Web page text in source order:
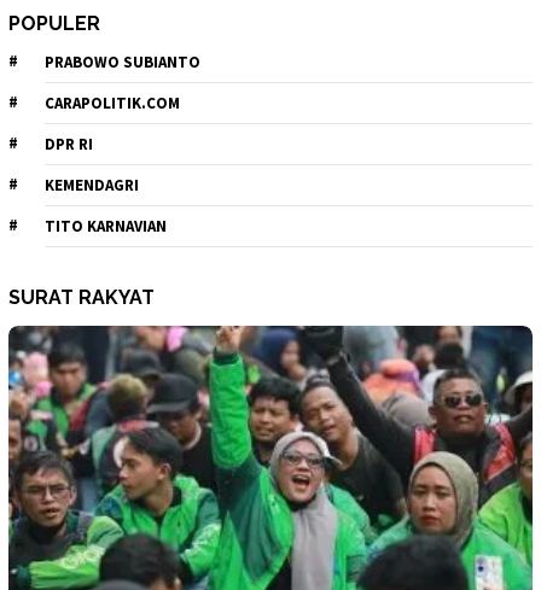
POPULER
PRABOWO SUBIANTO
CARAPOLITIK.COM
DPR RI
KEMENDAGRI
TITO KARNAVIAN
SURAT RAKYAT